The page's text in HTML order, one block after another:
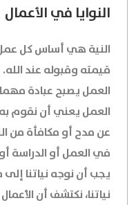
النوايا في الأعمال
النية هي أساس كل
قيمته وقبوله عند الله.
العمل يصبح عبادة مهما
العمل يعني أن نقوم
عن مدح أو مكافأة من
في العمل أو الدراسة
يجب أن نوجه نياتنا
نياتنا، نكتشف أن